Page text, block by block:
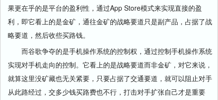
果更在乎的是平台的盈利性，通过App Store模式来实现直接的盈
利，即它看上的是金矿，通往金矿的战略要道只是副产品，占据了战
略要道，然后收些买路钱。
而谷歌争夺的是手机操作系统的控制权，通过控制手机操作系统
实现对手机走向的控制。它看上的是战略要道而非金矿，对它来说，
就算这里没矿藏也无关紧要，只要占据了交通要道，就可以阻止对手
从此路经过，交多少钱买路费也不行，打击对手扩张自己才是重要